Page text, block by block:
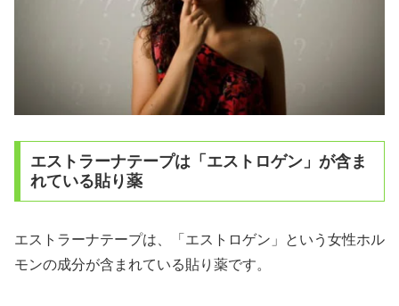
エストラーナテープは「エストロゲン」が含ま
れている貼り薬
エストラーナテープは、「エストロゲン」という女性ホル
モンの成分が含まれている貼り薬です。